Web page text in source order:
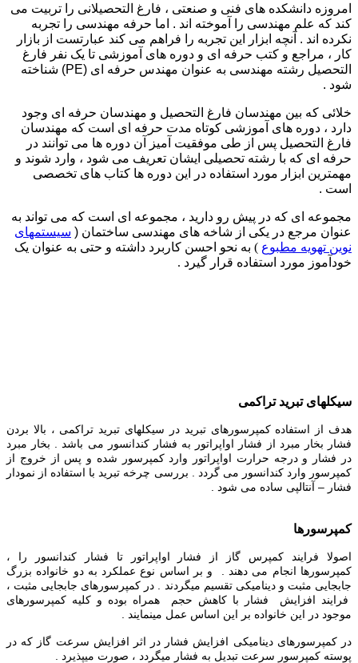
امروزه دانشکده های فنی و صنعتی ، فارغ التحصیلانی را تربیت می
کند که علم مهندسی را آموخته اند . اما حرفه مهندسی را تجربه
نکرده اند . آنچه ابزار این تجربه را فراهم می کند عبارتست از بازار
کار ، مراجع و کتب حرفه ای و دوره های آموزشی تا یک نفر فارغ
التحصیل رشته مهندسی به عنوان مهندس حرفه ای (PE) شناخته
شود .
خلائی که بین مهندسان فارغ التحصیل و مهندسان حرفه ای وجود
دارد ، دوره های آموزشی کوتاه مدت حرفه ای است که مهندسان
فارغ التحصیل پس از طی موفقیت آمیز آن دوره ها می توانند در
حرفه ای که با رشته تحصیلی ایشان تعریف می شود ، وارد شوند و
مهمترین ابزار مورد استفاده در این دوره ها کتاب های تخصصی
است .
مجموعه ای که در پیش رو دارید ، مجموعه ای است که می تواند به
عنوان مرجع در یکی از شاخه های مهندسی ساختمان ( سیستمهای
نوین تهویه مطبوع ) به نحو احسن کاربرد داشته و حتی به عنوان یک
خودآموز مورد استفاده قرار گیرد .
سیکلهای تبرید تراکمی
هدف از استفاده کمپرسورهای تبرید در سیکلهای تبرید تراکمی ، بالا بردن
فشار بخار مبرد از فشار اواپراتور به فشار کندانسور می باشد . بخار مبرد
در فشار و درجه حرارت اواپراتور وارد کمپرسور شده و پس از خروج از
کمپرسور وارد کندانسور می گردد . بررسی چرخه تبرید با استفاده از نمودار
فشار – آنتالپی ساده می شود .
کمپرسورها
اصولا فرایند کمپرس گاز از فشار اواپراتور تا فشار کندانسور را ،
کمپرسورها انجام می دهند . و بر اساس نوع عملکرد به دو خانواده بزرگ
جابجایی مثبت و دینامیکی تقسیم میگردند . در کمپرسورهای جابجایی مثبت ،
فرایند افزایش فشار با کاهش حجم همراه بوده و کلیه کمپرسورهای
موجود در این خانواده بر این اساس عمل مینمایند .
در کمپرسورهای دینامیکی افزایش فشار در اثر افزایش سرعت گاز که در
پوسته کمپرسور سرعت تبدیل به فشار میگردد ، صورت میپذیرد .